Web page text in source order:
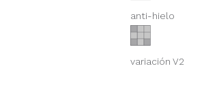
anti-hielo
variación V2